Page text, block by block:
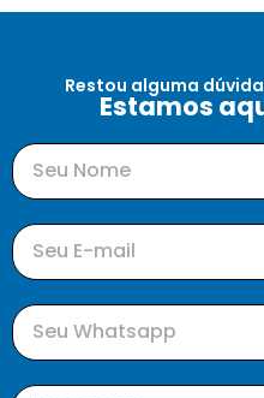
Restou alguma
Estamos